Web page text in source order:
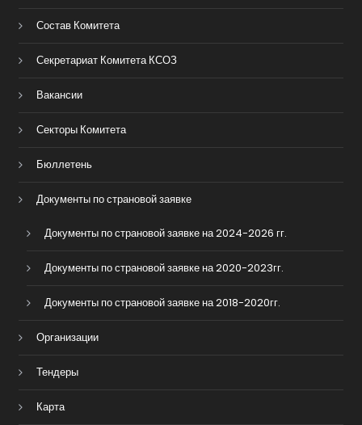
Состав Комитета
Секретариат Комитета КСОЗ
Вакансии
Секторы Комитета
Бюллетень
Документы по страновой заявке
Документы по страновой заявке на 2024-2026 гг.
Документы по страновой заявке на 2020-2023гг.
Документы по страновой заявке на 2018-2020гг.
Организации
Тендеры
Карта